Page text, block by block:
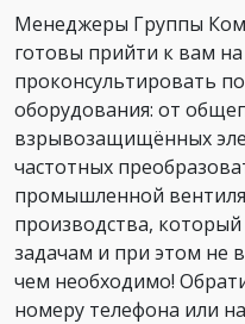
Менеджеры Группы
готовы прийти к вам
проконсультировать
оборудования: от
взрывозащищённых
частотных
промышленной
производства,
задачам и при этом не
чем необходимо!
номеру телефона или